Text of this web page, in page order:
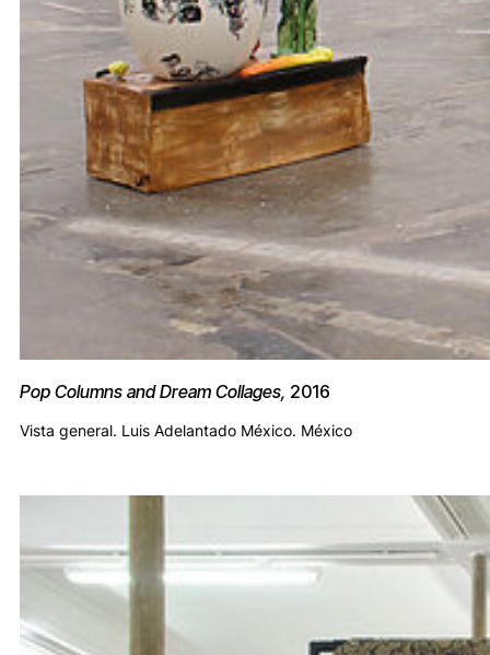
Pop Columns and Dream Collages, 2016
Vista general. Luis Adelantado México. México